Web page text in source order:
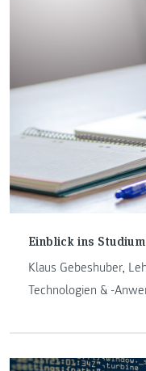
Einblick in die Welt
Einblick ins
Klaus Gebeshuber,
Technologien & -
Blogbeitrag